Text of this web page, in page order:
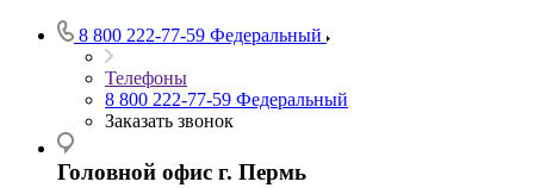
8 800 222-77-59 Федеральный
Телефоны
8 800 222-77-59 Федеральный
Заказать звонок
Головной офис г. Пермь